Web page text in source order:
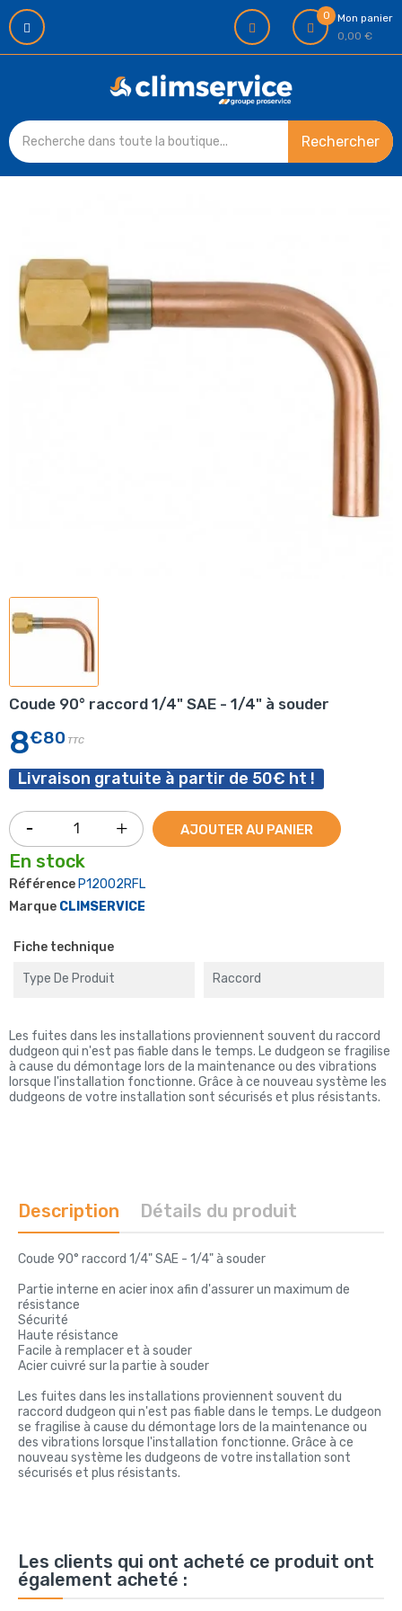
0
Mon panier
0,00 €
Rechercher
Coude 90° raccord 1/4" SAE - 1/4" à souder
8€80 TTC
Livraison gratuite à partir de 50€ ht !
AJOUTER AU PANIER
En stock
Référence P12002RFL
Marque CLIMSERVICE
Fiche technique
Type De Produit Raccord
Les fuites dans les installations proviennent souvent du raccord
dudgeon qui n'est pas fiable dans le temps. Le dudgeon se fragilise
à cause du démontage lors de la maintenance ou des vibrations
lorsque l'installation fonctionne. Grâce à ce nouveau système les
dudgeons de votre installation sont sécurisés et plus résistants.
Description Détails du produit
Coude 90° raccord 1/4" SAE - 1/4" à souder
Partie interne en acier inox afin d'assurer un maximum de
résistance
Sécurité
Haute résistance
Facile à remplacer et à souder
Acier cuivré sur la partie à souder
Les fuites dans les installations proviennent souvent du
raccord dudgeon qui n'est pas fiable dans le temps. Le dudgeon
se fragilise à cause du démontage lors de la maintenance ou
des vibrations lorsque l'installation fonctionne. Grâce à ce
nouveau système les dudgeons de votre installation sont
sécurisés et plus résistants.
Les clients qui ont acheté ce produit ont
également acheté :